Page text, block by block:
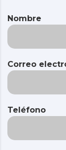
Nombre
Correo
Teléfono